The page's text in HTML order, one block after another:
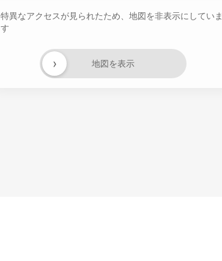
特異なアクセスが見られたため、地図を非表示にしていま
す
地図を表示
›